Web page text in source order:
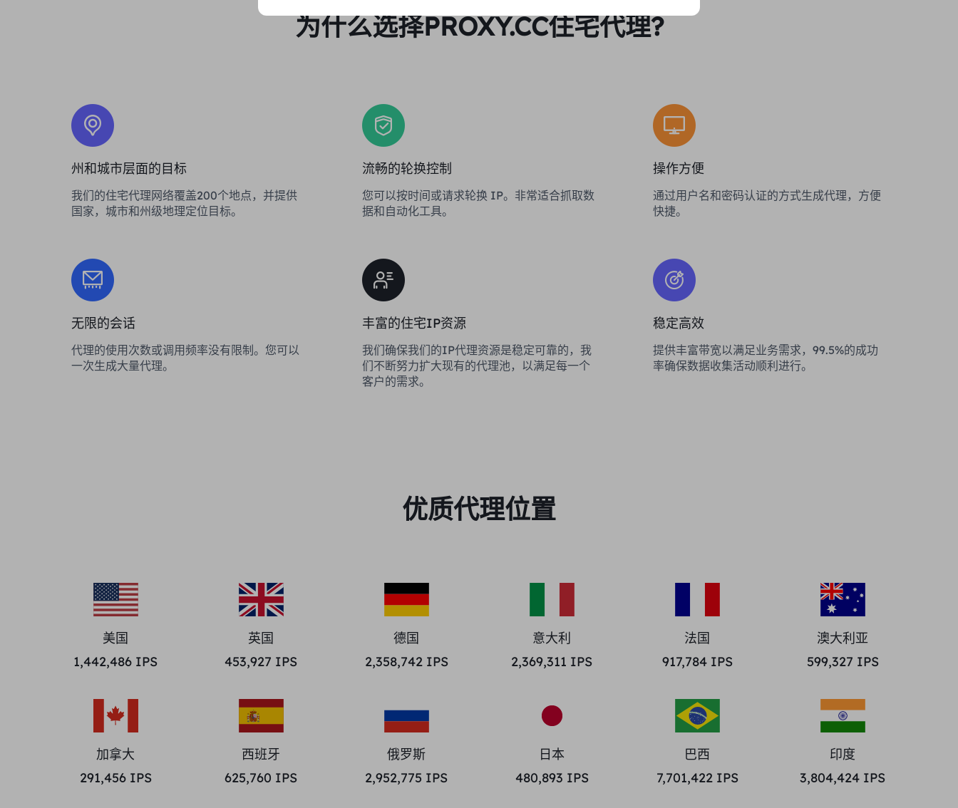
为什么选择PROXY.CC住宅代理?
州和城市层面的目标
我们的住宅代理网络覆盖200个地点，并提供
国家，城市和州级地理定位目标。
流畅的轮换控制
您可以按时间或请求轮换 IP。非常适合抓取数
据和自动化工具。
操作方便
通过用户名和密码认证的方式生成代理，方便
快捷。
无限的会话
代理的使用次数或调用频率没有限制。您可以
一次生成大量代理。
丰富的住宅IP资源
我们确保我们的IP代理资源是稳定可靠的，我
们不断努力扩大现有的代理池，以满足每一个
客户的需求。
稳定高效
提供丰富带宽以满足业务需求，99.5%的成功
率确保数据收集活动顺利进行。
优质代理位置
美国
1,442,486 IPS
英国
453,927 IPS
德国
2,358,742IPS
意大利
2,369,311 IPS
法国
917,784IPS
澳大利亚
599,327 IPS
加拿大
291,456IPS
西班牙
625,760 IPS
俄罗斯
2,952,775 IPS
日本
480,893 IPS
巴西
7,701,422IPS
印度
3,804,424 IPS